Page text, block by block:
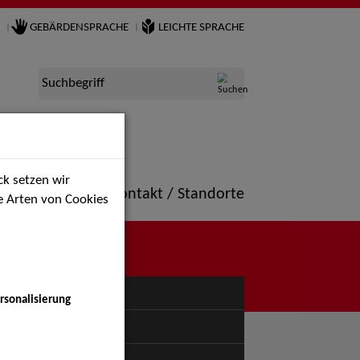
GEBÄRDENSPRACHE LEICHTE SPRACHE
Suchbegriff
Portfolio Kontakt / Standorte
setzen wir
Arten von Cookies